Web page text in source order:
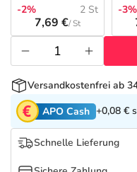
Tierapotheke
Vitamine &
Marken
Salus Deals
-2%
2 St
7,69 €/ St
-3%
Versandkostenfrei ab
APO Cash +0,08 €
Schnelle Lieferung